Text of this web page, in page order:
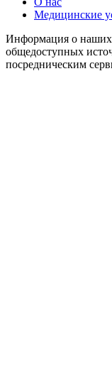
Медицинские
Информация о наших
общедоступных
посредническим